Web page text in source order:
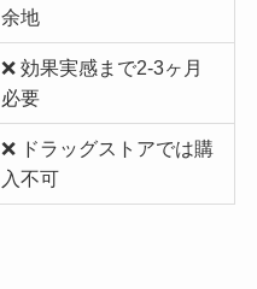
余地
❌ 効果実感まで2-3ヶ月
必要
❌ ドラッグストアでは購
入不可